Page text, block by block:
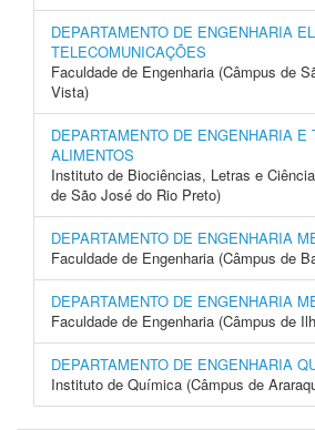
DEPARTAMENTO DE ENGENHARIA
TELECOMUNICAÇÕES
Faculdade de Engenharia (Câmpus de
Vista)
DEPARTAMENTO DE ENGENHARIA E
ALIMENTOS
Instituto de Biociências, Letras e
de São José do Rio Preto)
DEPARTAMENTO DE ENGENHARIA
Faculdade de Engenharia (Câmpus de
DEPARTAMENTO DE ENGENHARIA
Faculdade de Engenharia (Câmpus de
DEPARTAMENTO DE ENGENHARIA
Instituto de Química (Câmpus de